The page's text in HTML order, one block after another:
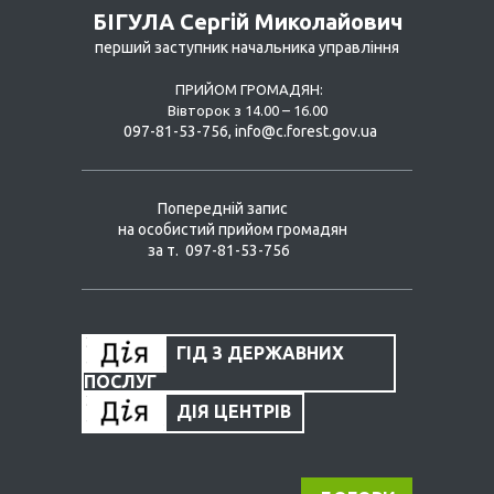
БІГУЛА Сергій Миколайович
перший заступник начальника управління
ПРИЙОМ ГРОМАДЯН:
Вівторок з 14.00 – 16.00
097-81-53-756, info@c.forest.gov.ua
Попередній запис
на особистий прийом громадян
за т. 097-81-53-756
ГІД З ДЕРЖАВНИХ
ПОСЛУГ
ДІЯ ЦЕНТРІВ